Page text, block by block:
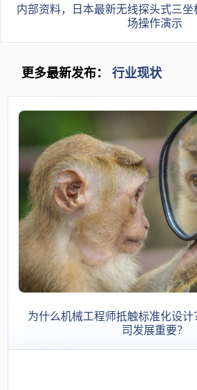
内部资料，日本最新无线探头式三
场操作演示
更多最新发布： 行业现状
为什么机械工程师抵触标准化设
司发展重要？